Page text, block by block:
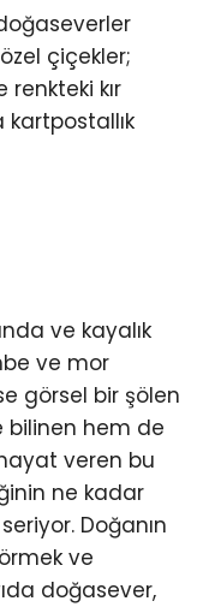
çiçekler;
kır
ve kayalık
ve mor
görsel bir şölen
bilinen hem de
veren bu
ne kadar
Doğanın
ve
doğasever,